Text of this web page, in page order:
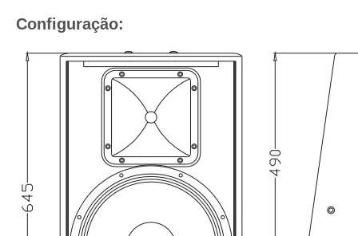
Configuração: